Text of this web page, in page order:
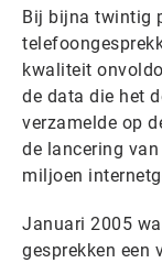
Bij bijna twintig
kwaliteit
de data die het
verzamelde op
de lancering
miljoen
Januari 2005
gesprekken een